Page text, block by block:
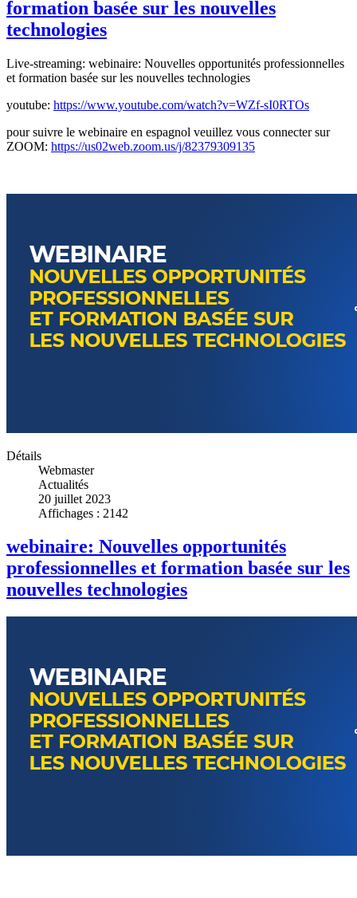
formation basée sur les nouvelles
technologies
Live-streaming: webinaire: Nouvelles opportunités professionnelles
et formation basée sur les nouvelles technologies
youtube: https://www.youtube.com/watch?v=WZf-sI0RTOs
pour suivre le webinaire en espagnol veuillez vous connecter sur
ZOOM: https://us02web.zoom.us/j/82379309135
Détails
Webmaster
Actualités
20 juillet 2023
Affichages : 2142
webinaire: Nouvelles opportunités
professionnelles et formation basée sur les
nouvelles technologies